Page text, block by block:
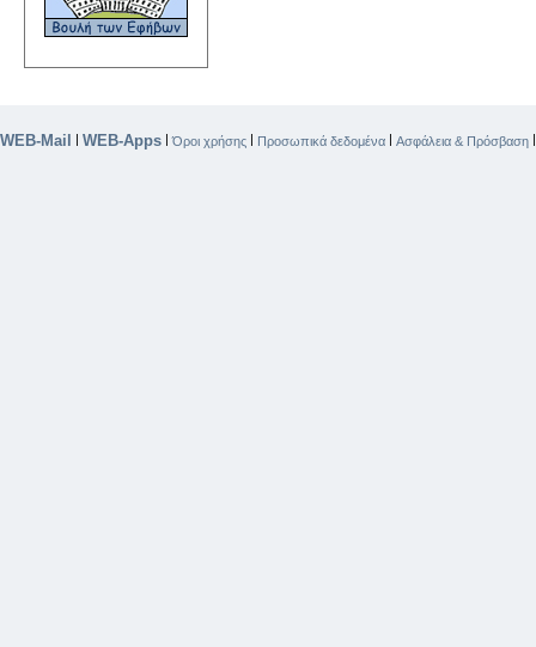
WEB-Mail WEB-Apps |Όροι χρήσης Προσωπικά δεδομένα Ασφάλεια & Πρόσβαση